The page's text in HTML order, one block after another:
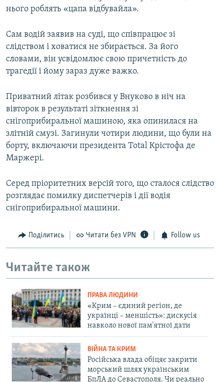
нього роблять «цапа відбувайла».
Сам водій заявив на суді, що співпрацює зі
слідством і ховатися не збирається. За його
словами, він усвідомлює свою причетність до
трагедії і йому зараз дуже важко.
Приватний літак розбився у Внуково в ніч на
вівторок в результаті зіткнення зі
снігоприбиральної машиною, яка опинилася на
злітній смузі. Загинули чотири людини, що були на
борту, включаючи президента Total Крістофа де
Маржері.
Серед пріоритетних версій того, що сталося слідство
розглядає помилку диспетчерів і дії водія
снігоприбиральної машини.
Поділитись Читати без VPN Follow us
Читайте також
ПРАВА ЛЮДИНИ
«Крим – єдиний регіон, де
українці – меншість»: дискусія
навколо нової пам'ятної дати
ВІЙНА ТА КРИМ
Російська влада обіцяє закрити
морський шлях українським
БпЛА до Севастополя. Чи реально